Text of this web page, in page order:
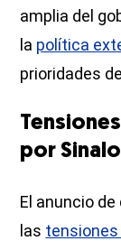
amplia del
la política
prioridades
por
El anuncio
las tensiones